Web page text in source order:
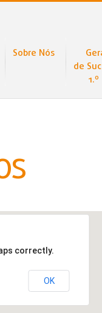
Sobre Nós
de
correctly.
OK